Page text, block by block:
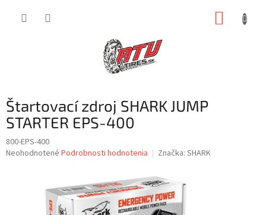
Štartovací zdroj SHARK JUMP
STARTER EPS-400
800-EPS-400
Priemerné
Neohodnotené Podrobnosti hodnotenia Značka: SHARK